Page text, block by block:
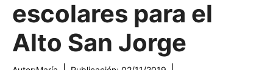
escolares para el
Alto San Jorge